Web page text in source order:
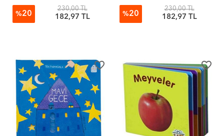
%20
230,00 TL
182,97 TL
Gözler Kimin?)
%20
230,00 TL
182,97 TL
favorite_border favorite_border